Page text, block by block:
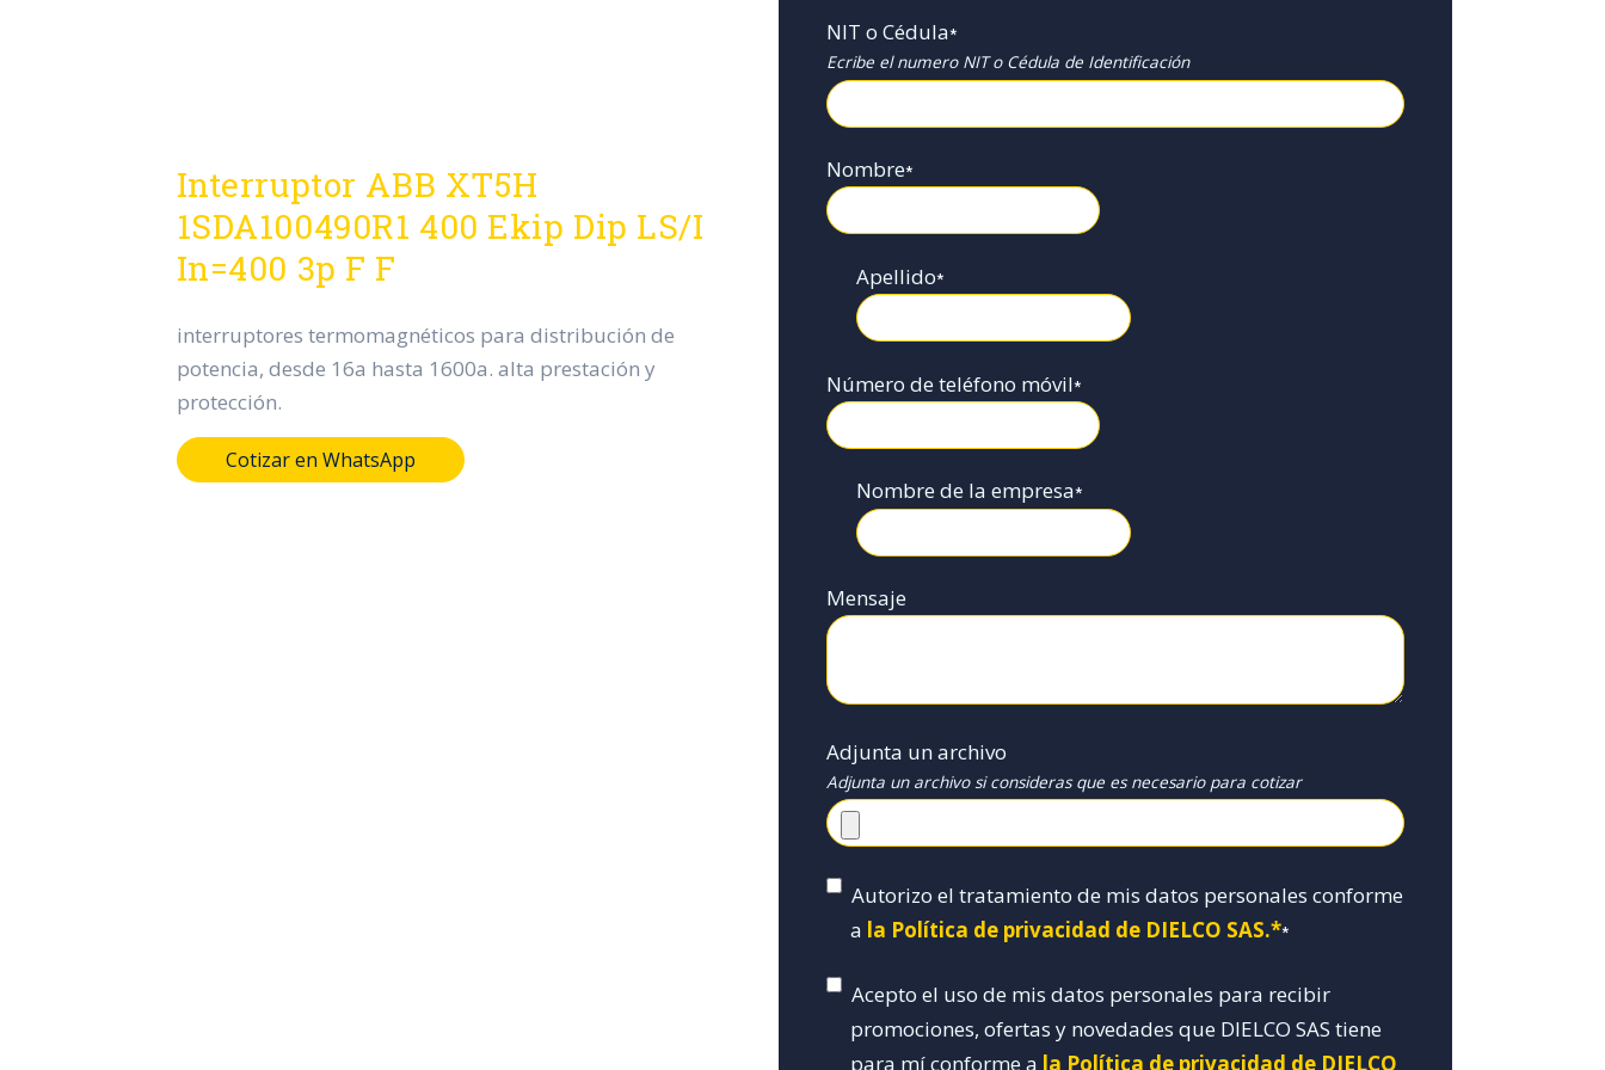
Interruptor ABB XT5H
1SDA100490R1 400 Ekip Dip LS/I
In=400 3p F F
interruptores termomagnéticos para distribución de
potencia, desde 16a hasta 1600a. alta prestación y
protección.
Cotizar en WhatsApp
NIT o Cédula*
Ecribe el numero NIT o Cédula de Identificación
Nombre*
Apellido*
Número de teléfono móvil*
Nombre de la empresa*
Mensaje
Adjunta un archivo
Adjunta un archivo si consideras que es necesario para cotizar
Autorizo el tratamiento de mis datos personales conforme
a la Política de privacidad de DIELCO SAS.**
Acepto el uso de mis datos personales para recibir
promociones, ofertas y novedades que DIELCO SAS tiene
para mí conforme a la Política de privacidad de DIELCO